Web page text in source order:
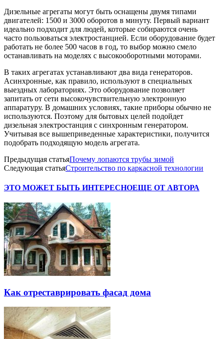
Дизельные агрегаты могут быть оснащены двумя типами
двигателей: 1500 и 3000 оборотов в минуту. Первый вариант
идеально подходит для людей, которые собираются очень
часто пользоваться электростанцией. Если оборудование будет
работать не более 500 часов в год, то выбор можно смело
останавливать на моделях с высокооборотными моторами.
В таких агрегатах устанавливают два вида генераторов.
Асинхронные, как правило, используют в специальных
выездных лабораториях. Это оборудование позволяет
запитать от сети высокочувствительную электронную
аппаратуру. В домашних условиях, такие приборы обычно не
используются. Поэтому для бытовых целей подойдет
дизельная электростанция с синхронным генератором.
Учитывая все вышеприведенные характеристики, получится
подобрать подходящую модель агрегата.
Предыдущая статьяПочему лопаются трубы зимой
Следующая статьяСтроительство по каркасной технологии
ЭТО МОЖЕТ БЫТЬ ИНТЕРЕСНОЕЩЕ ОТ АВТОРА
Как отреставрировать фасад дома